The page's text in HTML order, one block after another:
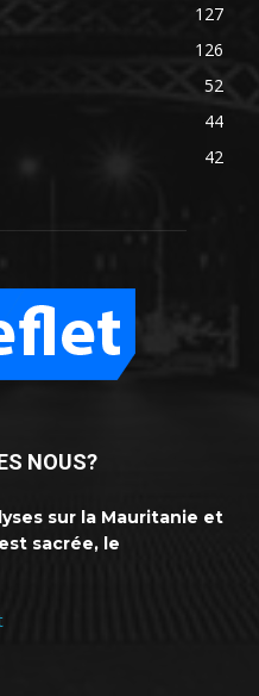
127
126
52
44
42
NOUS?
sur la Mauritanie et
sacrée, le